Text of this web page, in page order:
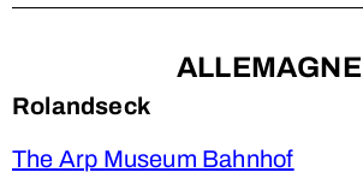
ALLEMAGNE
Rolandseck
The Arp Museum Bahnhof